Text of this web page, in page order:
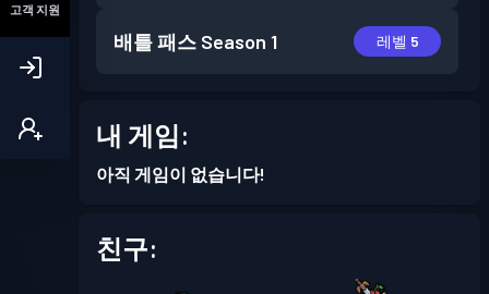
고객 지원
배틀 패스 Season 1 레벨 5
내 게임:
아직 게임이 없습니다!
친구: